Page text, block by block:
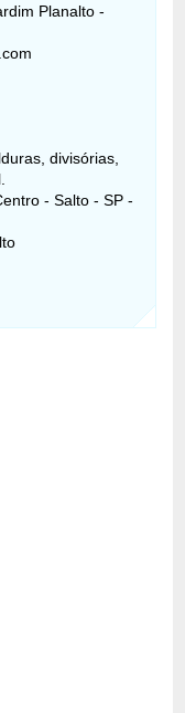
Planalto -
divisórias,
- Salto - SP -